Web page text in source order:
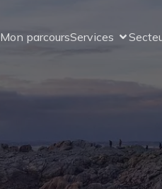
Mon parcoursServices